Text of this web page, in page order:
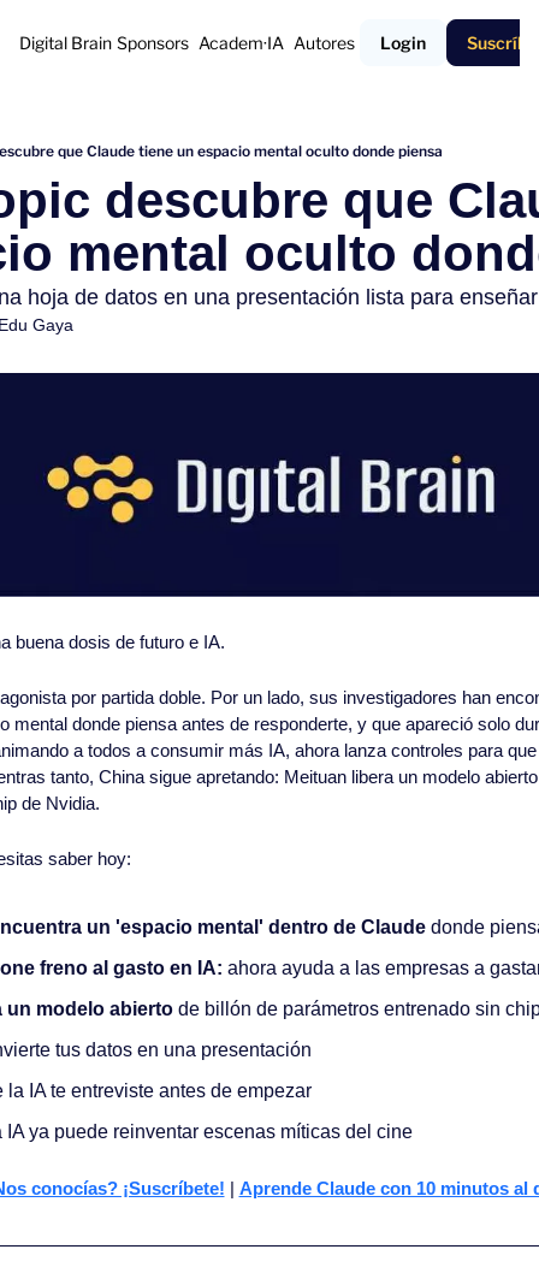
Digital Brain Sponsors Academ·IA Autores Login
que Claude tiene un espacio mental oculto donde piensa
descubre que
mental oculto
hoja de datos en una presentación lista para enseñar
Gaya
buena dosis de futuro e IA.
por partida doble. Por un lado, sus investigadores han
mental donde piensa antes de responderte, y que apareció solo
a todos a consumir más IA, ahora lanza controles para
tanto, China sigue apretando: Meituan libera un modelo
de Nvidia.
saber hoy:
un 'espacio mental' dentro de Claude donde
freno al gasto en IA: ahora ayuda a las empresas a
modelo abierto de billón de parámetros entrenado sin
tus datos en una presentación
la IA te entreviste antes de empezar
ya puede reinventar escenas míticas del cine
conocías? ¡Suscríbete! | Aprende Claude con 10 minutos al